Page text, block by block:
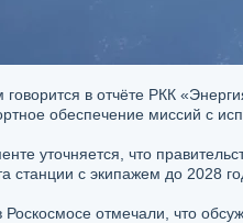
в отчёте РКК
обеспечение миссий с
уточняется, что
станции с экипажем до 2028
Роскосмосе отмечали, что